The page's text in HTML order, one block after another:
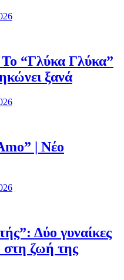
“Γλύκα Γλύκα”
ξανά
| Νέο
Δύο γυναίκες
στη ζωή της